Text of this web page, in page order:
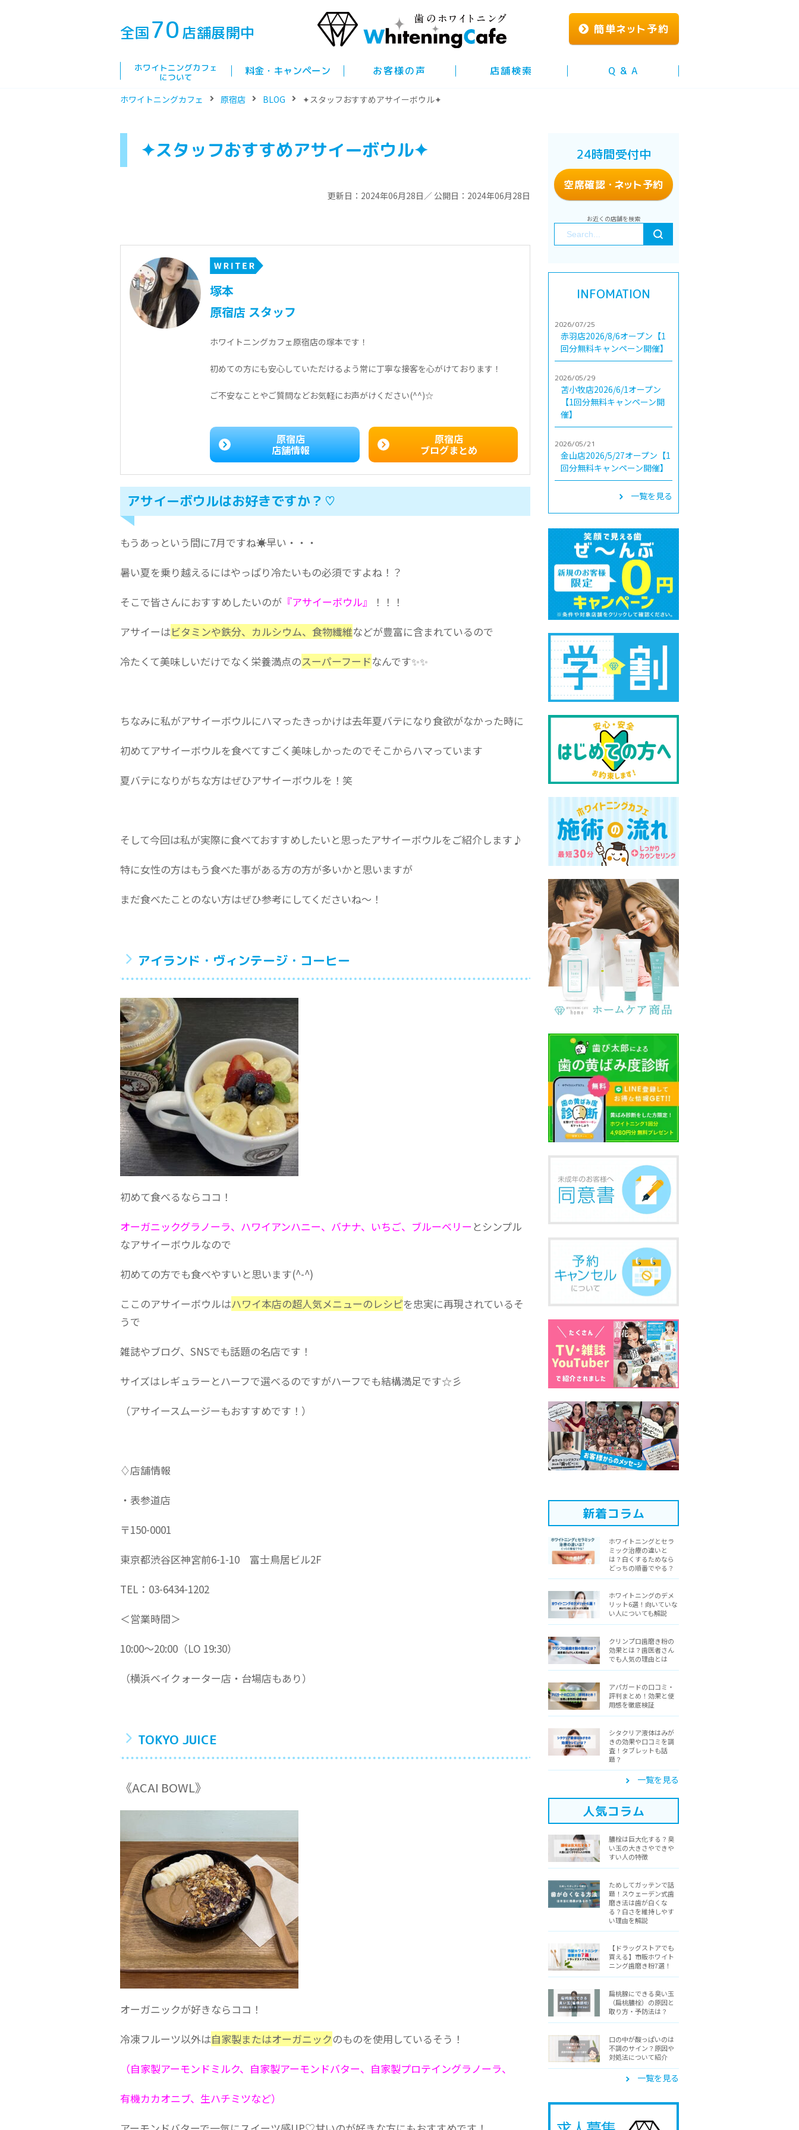
全国70 店舗展開中 簡単ネッ ト予約
ホワイトニングカフェ
について
料金・キャンペーン お客様の声 店舗検索 Q & A
ホワイトニングカフェ 原宿店 BLOG ✦スタッフおすすめアサイーボウル✦
✦スタッフおすすめアサイーボウル✦
更新日：2024年06月28日／ 公開日：2024年06月28日
塚本
原宿店 スタッフ
ホワイトニングカフェ原宿店の塚本です！
初めての方にも安心していただけるよう常に丁寧な接客を心がけております！
ご不安なことやご質問などお気軽にお声がけください(^^)☆
原宿店
店舗情報
原宿店
ブログまとめ
アサイーボウルはお好きですか？♡
もうあっという間に7月ですね☀️早い・・・
暑い夏を乗り越えるにはやっぱり冷たいもの必須ですよね！？
そこで皆さんにおすすめしたいのが 『アサイーボウル』
！！！
アサイーはビタミンや鉄分、カルシウム、食物繊維などが豊富に含まれているので
冷たくて美味しいだけでなく栄養満点のスーパーフードなんです✨✨
ちなみに私がアサイーボウルにハマったきっかけは去年夏バテになり食欲がなかった時に
初めてアサイーボウルを食べてすごく美味しかったのでそこからハマっています
夏バテになりがちな方はぜひアサイーボウルを！笑
そして今回は私が実際に食べておすすめしたいと思ったアサイーボウルをご紹介します♪
特に女性の方はもう食べた事がある方の方が多いかと思いますが
まだ食べたことのない方はぜひ参考にしてくださいね〜！
アイランド・ヴィンテージ・コーヒー
初めて食べるならココ！
オーガニックグラノーラ、ハワイアンハニー、バナナ、いちご、ブルーベリー とシンプル
なアサイーボウルなので
初めての方でも食べやすいと思います(^-^)
ここのアサイーボウルはハワイ本店の超人気メニューのレシピを忠実に再現されているそ
うで
雑誌やブログ、SNSでも話題の名店です！
サイズはレギュラーとハーフで選べるのですがハーフでも結構満足です☆彡
（アサイースムージーもおすすめです！）
♢店舗情報
・表参道店
〒150-0001
東京都渋谷区神宮前6-1-10 富士鳥居ビル2F
TEL：03-6434-1202
＜営業時間＞
10:00〜20:00（LO 19:30）
（横浜ベイクォーター店・台場店もあり）
TOKYO JUICE
《ACAI BOWL》
オーガニックが好きならココ！
冷凍フルーツ以外は自家製またはオーガニックのものを使用しているそう！
（自家製アーモンドミルク、自家製アーモンドバター、自家製プロテイングラノーラ、
有機カカオニブ、生ハチミツなど）
24時間受付中
空席確認 ・ネット予約
お近くの店舗を検索
INFOMATION
2026/07/25
赤羽店2026/8/6オープン【1
回分無料キャンペーン開催】
2026/05/29
苫小牧店2026/6/1オープン
【1回分無料キャンペーン開
催】
2026/05/21
金山店2026/5/27オープン【1
回分無料キャンペーン開催】
一覧を見る
新着コラム
ホワイトニングとセラ
ミック治療の違いと
は？白くするためなら
どっちの順番でやる？
ホワイトニングのデメ
リット6選！向いていな
い人についても解説
クリンプロ歯磨き粉の
効果とは？歯医者さん
でも人気の理由とは
アパガードの口コミ・
評判まとめ！効果と使
用感を徹底検証
シタクリア液体はみが
きの効果や口コミを調
査！タブレットも話
題？
一覧を見る
人気コラム
膿栓は巨大化する？臭
い玉の大きさやできや
すい人の特徴
ためしてガッテンで話
題！スウェーデン式歯
磨き法は歯が白くな
る？白さを維持しやす
い理由を解説
【ドラッグストアでも
買える】市販ホワイト
ニング歯磨き粉7選！
扁桃腺にできる臭い玉
（扁桃膿栓）の原因と
取り方・予防法は？
口の中が酸っぱいのは
不調のサイン？原因や
対処法について紹介
一覧を見る